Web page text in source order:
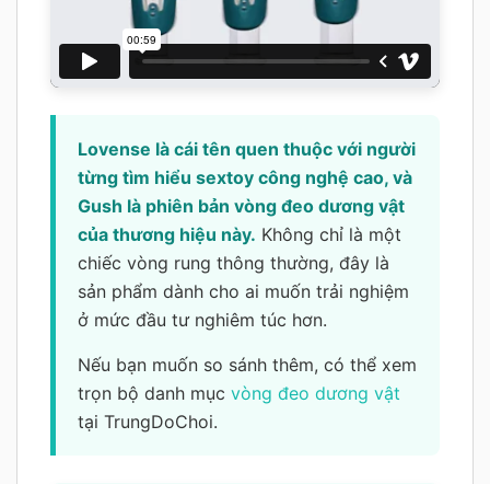
Lovense là cái tên quen thuộc với người
từng tìm hiểu sextoy công nghệ cao, và
Gush là phiên bản vòng đeo dương vật
của thương hiệu này. Không chỉ là một
chiếc vòng rung thông thường, đây là
sản phẩm dành cho ai muốn trải nghiệm
ở mức đầu tư nghiêm túc hơn.
Nếu bạn muốn so sánh thêm, có thể xem
trọn bộ danh mục vòng đeo dương vật
tại TrungDoChoi.